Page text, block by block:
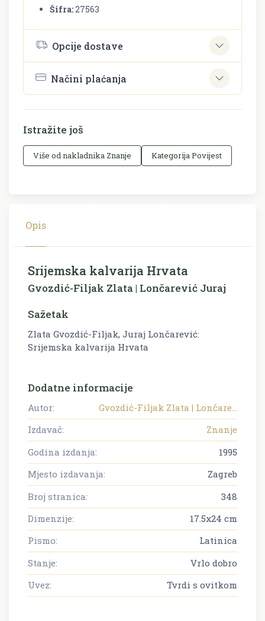
Šifra:27563
Opcije dostave
Načini plaćanja
Istražite još
Više od nakladnika Znanje Kategorija Povijest
Opis
Srijemska kalvarija Hrvata
Gvozdić-Filjak Zlata | Lončarević Juraj
Sažetak
Zlata Gvozdić-Filjak, Juraj Lončarević:
Srijemska kalvarija Hrvata
Dodatne informacije
Autor:
Gvozdić-Filjak Zlata | Lončare...
Izdavač:
Znanje
Godina izdanja:
1995
Mjesto izdavanja:
Zagreb
Broj stranica:
348
Dimenzije:
17.5x24 cm
Pismo:
Latinica
Stanje:
Vrlo dobro
Uvez:
Tvrdi s ovitkom